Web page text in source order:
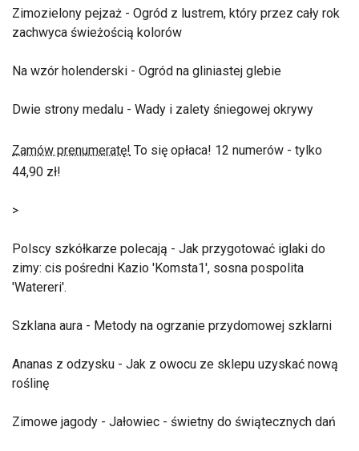
Zimozielony pejzaż - Ogród z lustrem, który przez cały rok
zachwyca świeżością kolorów
Na wzór holenderski - Ogród na gliniastej glebie
Dwie strony medalu - Wady i zalety śniegowej okrywy
Zamów prenumeratę! To się opłaca! 12 numerów - tylko
44,90 zł!
>
Polscy szkółkarze polecają - Jak przygotować iglaki do
zimy: cis pośredni Kazio 'Komsta1', sosna pospolita
'Watereri'.
Szklana aura - Metody na ogrzanie przydomowej szklarni
Ananas z odzysku - Jak z owocu ze sklepu uzyskać nową
roślinę
Zimowe jagody - Jałowiec - świetny do świątecznych dań